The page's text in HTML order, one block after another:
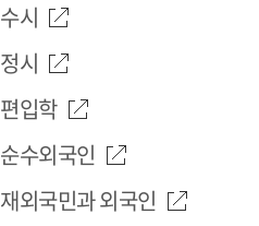
수시
정시
편입학
순수외국인
재외국민과 외국인